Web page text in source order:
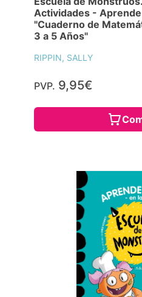
Actividades -
"Cuaderno de
3 a 5 Años"
RIPPIN, SALLY
PVP. 9,95€